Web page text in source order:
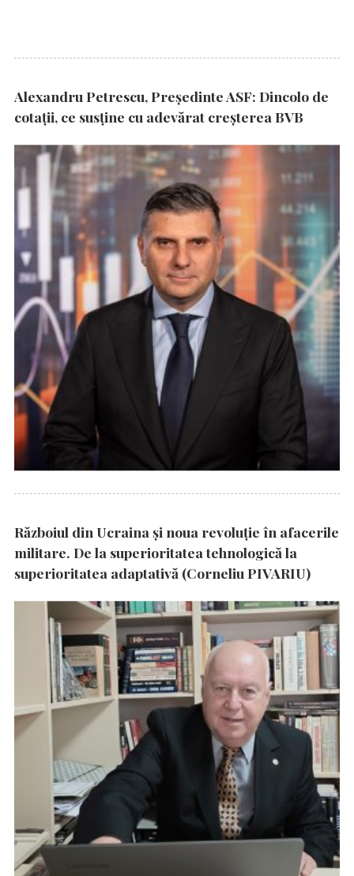
Alexandru Petrescu, Președinte ASF: Dincolo de
cotații, ce susține cu adevărat creșterea BVB
Războiul din Ucraina și noua revoluție în afacerile
militare. De la superioritatea tehnologică la
superioritatea adaptativă (Corneliu PIVARIU)